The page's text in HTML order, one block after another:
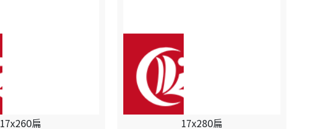
17x260扁 17x280扁